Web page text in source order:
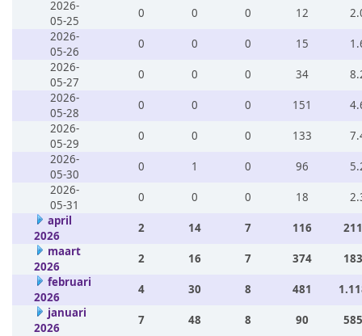
2026-
05-25
0 0 0 12
2026-
05-26
0 0 0 15
2026-
05-27
0 0 0 34
2026-
05-28
0 0 0 151
2026-
05-29
0 0 0 133
2026-
05-30
0 1 0 96
2026-
05-31
0 0 0 18
april
2026
2 14 7 116
maart
2026
2 16 7 374
februari
2026
4 30 8 481
januari
2026
7 48 8 90